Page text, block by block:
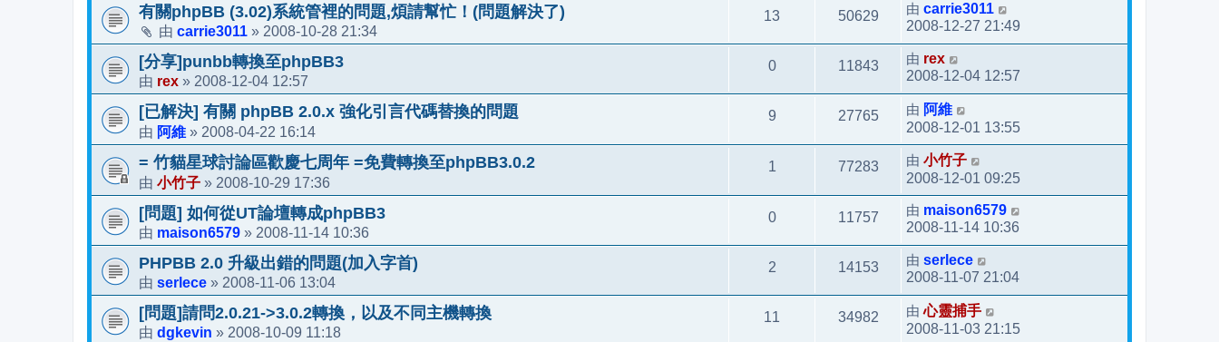
有關phpBB (3.02)系統管裡的問題,煩請幫忙！(問題解決了)
由 carrie3011 » 2008-10-28 21:34
13 50629 由 carrie3011
2008-12-27 21:49
[分享]punbb轉換至phpBB3
由 rex » 2008-12-04 12:57
0 11843 由 rex
2008-12-04 12:57
[已解決] 有關 phpBB 2.0.x 強化引言代碼替換的問題
由 阿維 » 2008-04-22 16:14
9 27765 由 阿維
2008-12-01 13:55
= 竹貓星球討論區歡慶七周年 =免費轉換至phpBB3.0.2
由 小竹子 » 2008-10-29 17:36
1 77283 由 小竹子
2008-12-01 09:25
[問題] 如何從UT論壇轉成phpBB3
由 maison6579 » 2008-11-14 10:36
0 11757 由 maison6579
2008-11-14 10:36
PHPBB 2.0 升級出錯的問題(加入字首)
由 serlece » 2008-11-06 13:04
2 14153 由 serlece
2008-11-07 21:04
[問題]請問2.0.21->3.0.2轉換，以及不同主機轉換
由 dgkevin » 2008-10-09 11:18
11 34982 由心靈捕手
2008-11-03 21:15